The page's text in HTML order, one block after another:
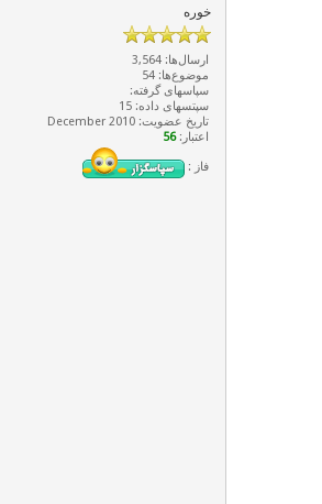
خوره
ارسال‌ها: 3,564
موضوع‌ها: 54
سپاسهای گرفته:
سپتسهای داده: 15
تاریخ عضویت: December 2010
اعتبار:56
فاز :